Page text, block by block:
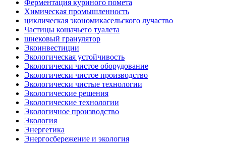
Ферментация куриного помета
Химическая промышленность
циклическая экономикасельского лучаство
Частицы кошачьего туалета
шнековый гранулятор
Экоинвестиции
Экологическая устойчивость
Экологически чистое оборудование
Экологически чистое производство
Экологически чистые технологии
Экологические решения
Экологические технологии
Экологичное производство
Экология
Энергетика
Энергосбережение и экология